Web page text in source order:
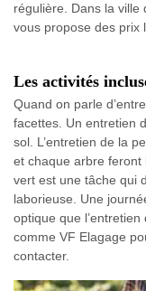
régulière. Dans la ville
vous propose des prix
Les activités
Quand on parle
facettes. Un entretien
sol. L’entretien de la
et chaque arbre feront
vert est une tâche qui
laborieuse. Une
optique que
comme VF Elagage
contacter.